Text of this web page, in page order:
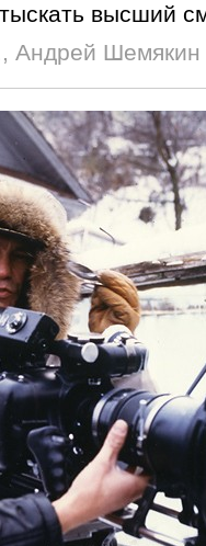
высший
Андрей Шемякин